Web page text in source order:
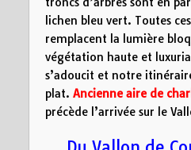
lichen bleu vert. Toutes
remplacent la lumière
végétation haute et
s’adoucit et notre
plat. Ancienne aire de
précède l’arrivée sur le